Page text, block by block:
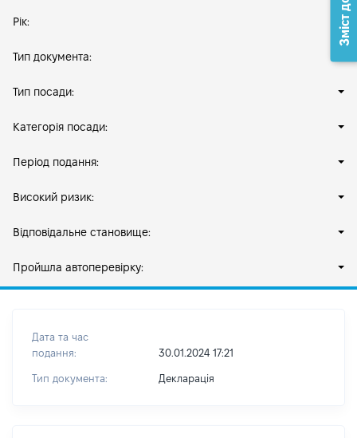
Рік:
Тип документа:
Тип посади:
Категорія посади:
Період подання:
Високий ризик:
Відповідальне становище:
Пройшла автоперевірку:
Дата та час
подання:
30.01.2024 17:21
Тип документа: Декларація